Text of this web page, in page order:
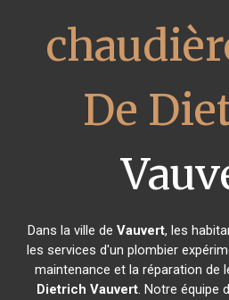
De
Dans la ville de Vauvert, les
les services d'un plombier
maintenance et la réparation de
Dietrich Vauvert. Notre équipe